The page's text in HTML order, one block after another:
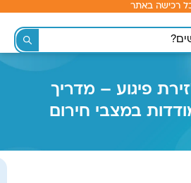
רכישה באתר
פיגוע – מדריך
במצבי חירום